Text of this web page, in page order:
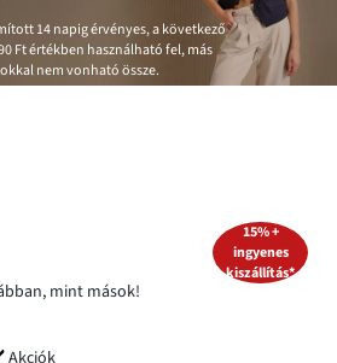
14 napig érvényes, a következő
Ftértékben használható fel, más
nem vonható össze.
mint mások!
Akciók
15% +
ingyenes
kiszállítás*